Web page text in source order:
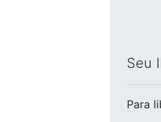
Seu
Para